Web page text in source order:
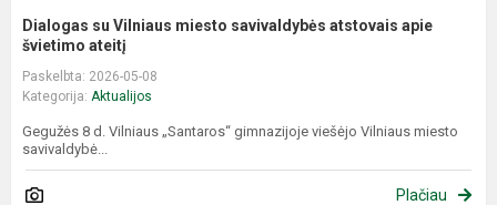
Dialogas su Vilniaus miesto savivaldybės atstovais apie
švietimo ateitį
Paskelbta: 2026-05-08
Kategorija: Aktualijos
Gegužės 8 d. Vilniaus „Santaros“ gimnazijoje viešėjo Vilniaus miesto
savivaldybė...
Plačiau